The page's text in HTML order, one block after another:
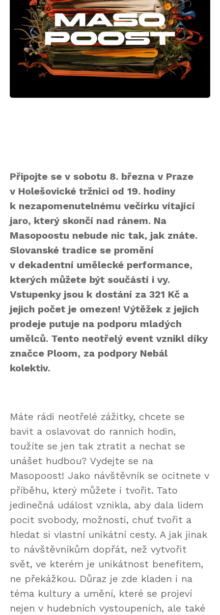
Připojte se v sobotu 8. března v Praze
v Holešovické tržnici od 19. hodiny
k nezapomenutelnému večírku vítající
jaro, který skončí nad ránem. Na
Masopoostu nebude nic tak, jak znáte.
Slovanské tradice se promění
v dekadentní umělecké performance,
kterých můžete být součástí i vy.
Vstupenky jsou k dostání za 321 Kč a
jejich počet je omezen! Výtěžek z jejich
prodeje putuje na podporu mladých
umělců. Tento neotřelý event vznikl díky
značce Ploom, za podpory Nebál
kolektiv.
Máte rádi neotřelé zážitky, chcete se
bavit a oslavovat do ranních hodin,
toužíte se jen tak ztratit a nechat se
unášet hudbou? Vydejte se na
Masopoost! Jako návštěvník se ocitnete v
příběhu, který můžete i tvořit. Tato
jedinečná událost vznikla, aby dala lidem
pocit svobody, možnosti, chuť tvořit a
hledat si vlastní unikátní cesty. A jak jinak
to návštěvníkům dopřát, než vytvořit
svět, ve kterém je unikátnost benefitem,
ne překážkou. Důraz je zde kladen i na
téma kultury a umění, které se projeví
nejen v hudebních vystoupeních, ale také